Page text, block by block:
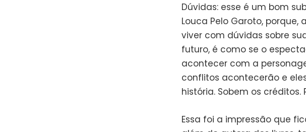
Dúvidas: esse é um bom
Louca Pelo Garoto,
viver com dúvidas sobre
futuro, é como se o
acontecer com a
conflitos acontecerão e
história. Sobem os créditos.
Essa foi a impressão que